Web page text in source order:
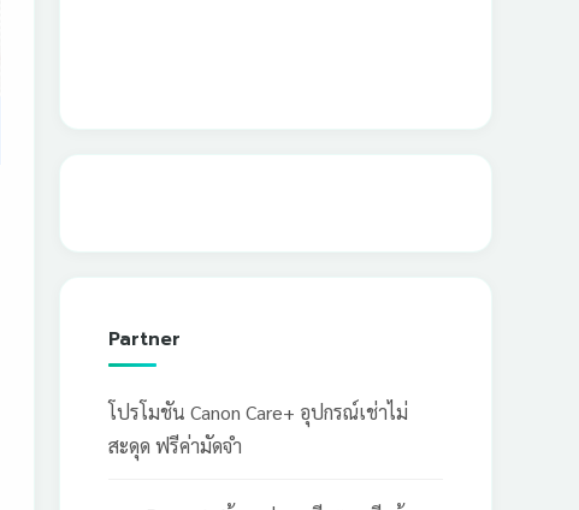
Partner
โปรโมชัน Canon Care+ อุปกรณ์เช่าไม่
สะดุด ฟรีค่ามัดจำ